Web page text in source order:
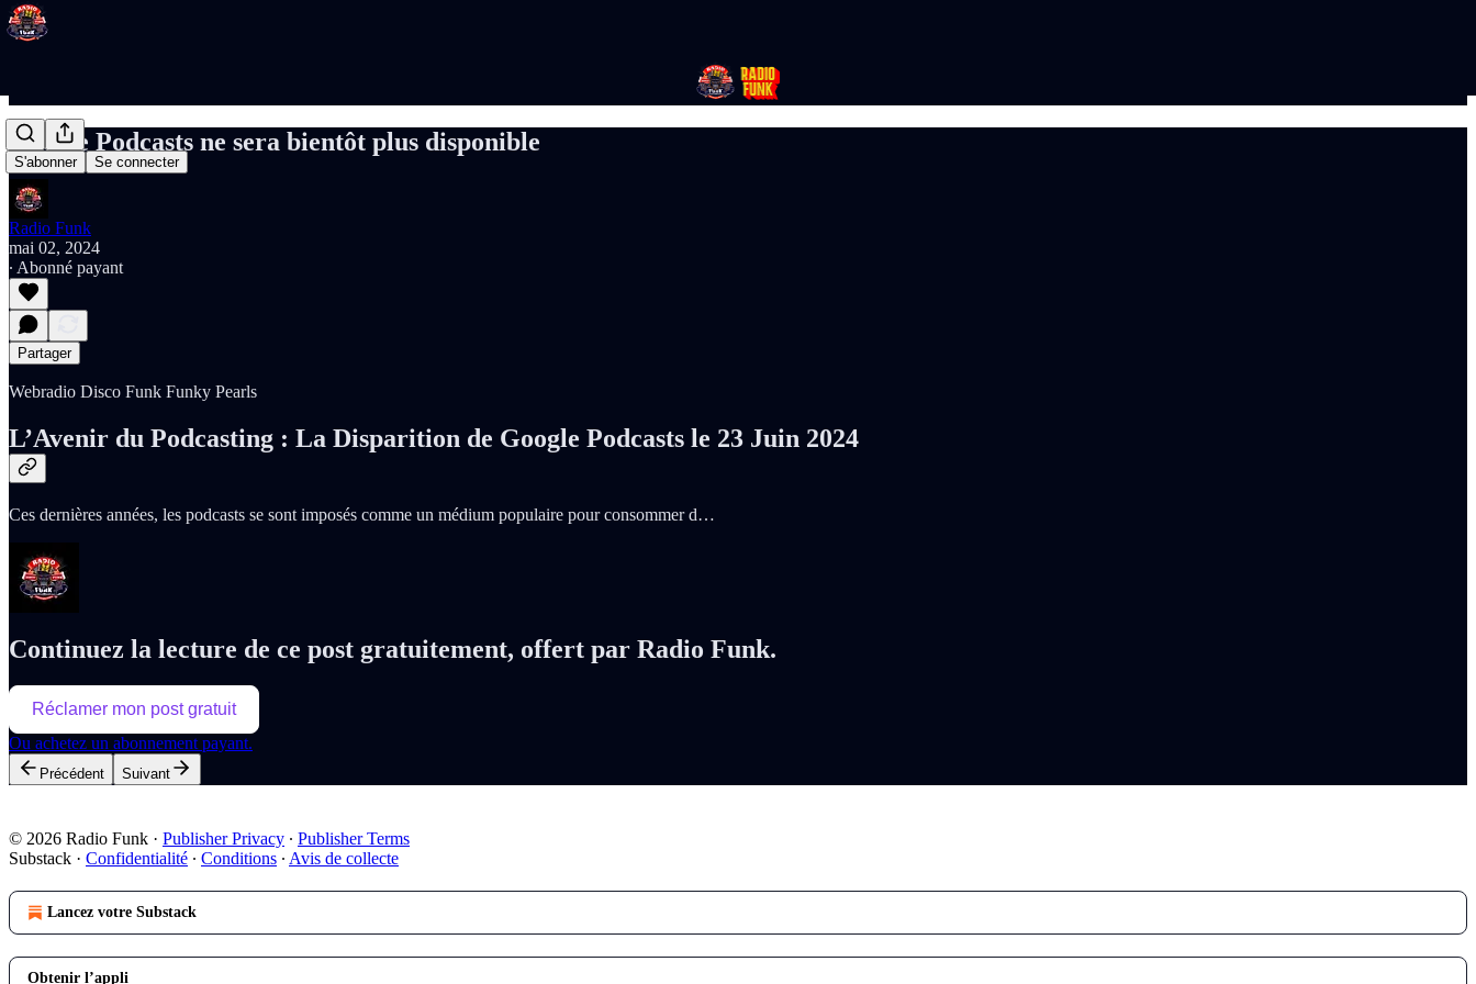
S'abonner Se connecter
Google Podcasts ne sera bientôt plus disponible
Radio Funk
mai 02, 2024
∙ Abonné payant
Partager
Webradio Disco Funk Funky Pearls
L’Avenir du Podcasting : La Disparition de Google Podcasts le 23 Juin 2024
Ces dernières années, les podcasts se sont imposés comme un médium populaire pour consommer d…
Continuez la lecture de ce post gratuitement, offert par Radio Funk.
Réclamer mon post gratuit
Ou achetez un abonnement payant.
Précédent Suivant
© 2026 Radio Funk · Publisher Privacy ∙ Publisher Terms
Substack · Confidentialité ∙ Conditions ∙ Avis de collecte
Lancez votre Substack
Obtenir l’appli